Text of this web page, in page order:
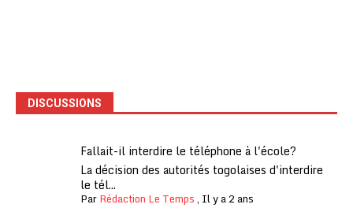
DISCUSSIONS
Fallait-il interdire le téléphone à l'école?
La décision des autorités togolaises d'interdire
le tél...
ParRédaction Le Temps, Il y a 2 ans